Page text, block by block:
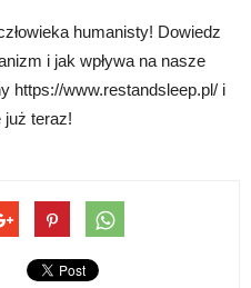
humanisty! Dowiedz
i jak wpływa na nasze
https://www.restandsleep.pl/ i
już teraz!